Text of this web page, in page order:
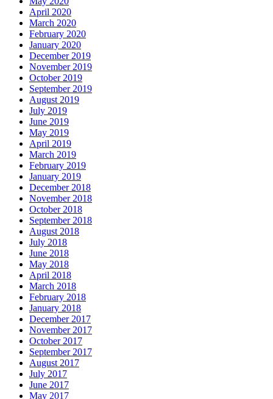
April 2020
March 2020
February 2020
January 2020
December 2019
November 2019
October 2019
September 2019
August 2019
July 2019
June 2019
May 2019
April 2019
March 2019
February 2019
January 2019
December 2018
November 2018
October 2018
September 2018
August 2018
July 2018
June 2018
May 2018
April 2018
March 2018
February 2018
January 2018
December 2017
November 2017
October 2017
September 2017
August 2017
July 2017
June 2017
May 2017